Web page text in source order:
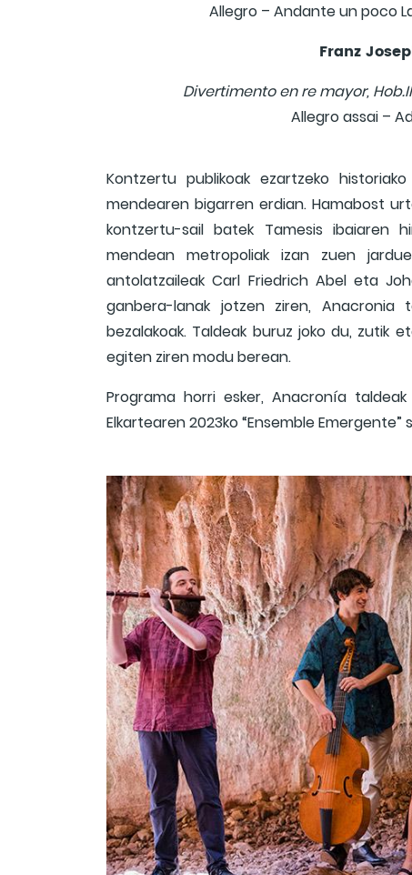
Allegro – Andante un poco
Franz
Divertimento en re mayor,
Allegro assai –
Kontzertu publikoak ezartzeko
mendearen bigarren erdian. Hamabost
kontzertu-sail batek Tamesis ibaiaren
mendean metropoliak izan zuen
antolatzaileak Carl Friedrich Abel eta
ganbera-lanak jotzen ziren,
bezalakoak. Taldeak buruz joko du, zutik
egiten ziren modu berean.
Programa horri esker, Anacronía taldeak
Elkartearen 2023ko “Ensemble Emergente”